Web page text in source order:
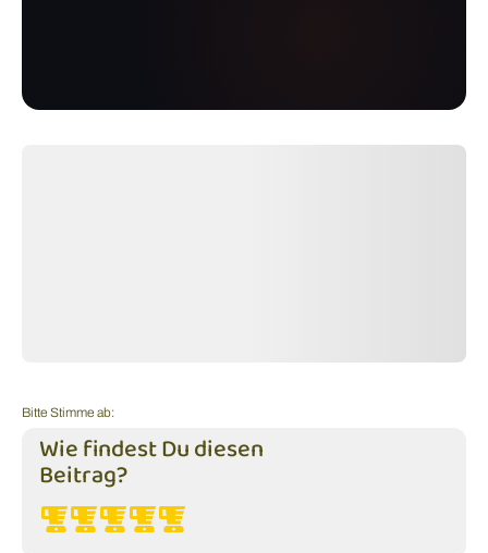
Bitte Stimme ab:
Wie findest Du diesen
Beitrag?